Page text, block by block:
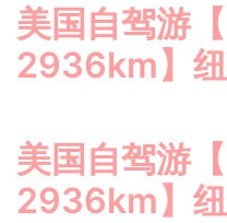
美国自驾游【
2936km】
美国自驾游【
2936km】